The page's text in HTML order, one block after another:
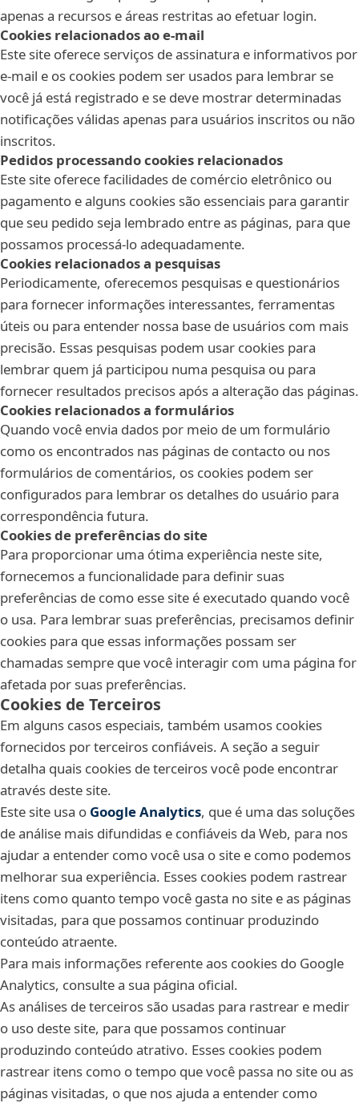
apenas a recursos e áreas restritas ao efetuar login.
Cookies relacionados ao e-mail
Este site oferece serviços de assinatura e informativos por
e-mail e os cookies podem ser usados para lembrar se
você já está registrado e se deve mostrar determinadas
notificações válidas apenas para usuários inscritos ou não
inscritos.
Pedidos processando cookies relacionados
Este site oferece facilidades de comércio eletrônico ou
pagamento e alguns cookies são essenciais para garantir
que seu pedido seja lembrado entre as páginas, para que
possamos processá-lo adequadamente.
Cookies relacionados a pesquisas
Periodicamente, oferecemos pesquisas e questionários
para fornecer informações interessantes, ferramentas
úteis ou para entender nossa base de usuários com mais
precisão. Essas pesquisas podem usar cookies para
lembrar quem já participou numa pesquisa ou para
fornecer resultados precisos após a alteração das páginas.
Cookies relacionados a formulários
Quando você envia dados por meio de um formulário
como os encontrados nas páginas de contacto ou nos
formulários de comentários, os cookies podem ser
configurados para lembrar os detalhes do usuário para
correspondência futura.
Cookies de preferências do site
Para proporcionar uma ótima experiência neste site,
fornecemos a funcionalidade para definir suas
preferências de como esse site é executado quando você
o usa. Para lembrar suas preferências, precisamos definir
cookies para que essas informações possam ser
chamadas sempre que você interagir com uma página for
afetada por suas preferências.
Cookies de Terceiros
Em alguns casos especiais, também usamos cookies
fornecidos por terceiros confiáveis. A seção a seguir
detalha quais cookies de terceiros você pode encontrar
através deste site.
Este site usa o Google Analytics, que é uma das soluções
de análise mais difundidas e confiáveis da Web, para nos
ajudar a entender como você usa o site e como podemos
melhorar sua experiência. Esses cookies podem rastrear
itens como quanto tempo você gasta no site e as páginas
visitadas, para que possamos continuar produzindo
conteúdo atraente.
Para mais informações referente aos cookies do Google
Analytics, consulte a sua página oficial.
As análises de terceiros são usadas para rastrear e medir
o uso deste site, para que possamos continuar
produzindo conteúdo atrativo. Esses cookies podem
rastrear itens como o tempo que você passa no site ou as
páginas visitadas, o que nos ajuda a entender como